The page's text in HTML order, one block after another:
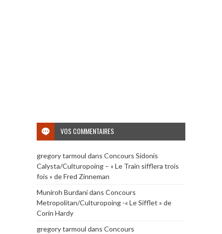
VOS COMMENTAIRES
gregory tarmoul dans Concours Sidonis
Calysta/Culturopoing – « Le Train sifflera trois
fois » de Fred Zinneman
Muniroh Burdanidans Concours
Metropolitan/Culturopoing -« Le Sifflet » de
Corin Hardy
gregory tarmoul dans Concours